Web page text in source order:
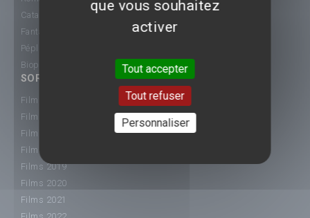
Catastrophe
Fantastique
Péplum
Biopic
SORTIE CINÉ
Films 2015
Films 2016
Films 2017
Films 2018
Films 2019
Films 2020
Films 2021
que vous souhaitez
activer
Tout accepter
Tout refuser
Personnaliser